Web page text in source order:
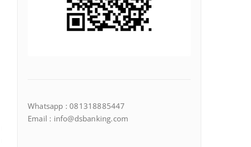
Whatsapp : 081318885447
Email : info@dsbanking.com